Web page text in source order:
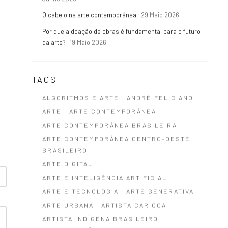
O cabelo na arte contemporânea
29 Maio 2026
Por que a doação de obras é fundamental para o futuro
da arte? 19 Maio 2026
TAGS
ALGORITMOS E ARTE
ANDRÉ FELICIANO
ARTE
ARTE CONTEMPORÂNEA
ARTE CONTEMPORÂNEA BRASILEIRA
ARTE CONTEMPORÂNEA CENTRO-OESTE
BRASILEIRO
ARTE DIGITAL
ARTE E INTELIGÊNCIA ARTIFICIAL
ARTE E TECNOLOGIA
ARTE GENERATIVA
ARTE URBANA
ARTISTA CARIOCA
ARTISTA INDÍGENA BRASILEIRO